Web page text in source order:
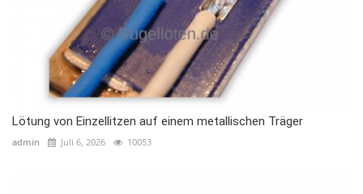
Lötung von Einzellitzen auf einem metallischen Träger
admin Juli 6, 2026 10053